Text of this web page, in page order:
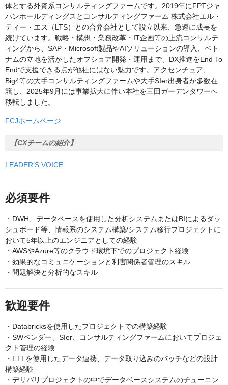
体とする外資系コンサルティングファームです。2019年にFPTジャ
パンホールディングスとコンサルティングファーム 株式会社エル・
ティー・エス（LTS）との合弁会社として設立以来、急速に成長を
続けています。戦略・構想・業務改革・IT企画等の上流コンサルテ
ィングから、SAP・Microsoft製品やAIソリューションの導入、ベト
ナムの立地を活かしたオフショア開発・運用まで、DX推進をEnd To
Endで支援できる点が他社にはない魅力です。アクセンチュア、
Big4等の大手コンサルティングファームや大手SIer出身者が多数在
籍し、2025年9月には事業拡大に伴い本社を三田ガーデンタワーへ
移転しました。
FCJホームページ
【CXチームの紹介】
LEADER’S VOICE
必須要件
・DWH、データベースを使用した分析システムまたはBIによるダッ
シュボード等、情報系のシステム構築/システム移行プロジェクトに
おいて5年以上のエンジニアとしての経験
・AWSやAzure等のクラウド環境下でのプロジェクト経験
・効果的なコミュニケーションと利害関係者管理のスキル
・問題解決と分析的なスキル
歓迎要件
・Databricksを使用したプロジェクトでの構築経験
・SWベンダー、SIer、コンサルティングファームにおいてプロジェ
クト管理の経験
・ETLを使用したデータ連携、データ取り込みのバッチなどの設計
構築経験
・デリバリプロジェクトの中でデータベースシステムのチューニン